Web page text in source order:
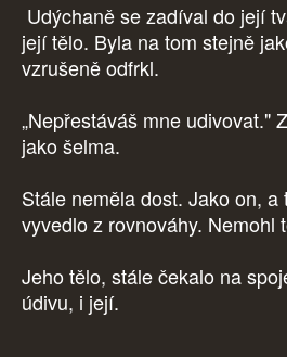
Udýchaně se zadíval do její
její tělo. Byla na tom stejně
vzrušeně odfrkl.
„Nepřestáváš mne udivovat."
jako šelma.
Stále neměla dost. Jako on, a
vyvedlo z rovnováhy. Nemohl
Jeho tělo, stále čekalo na
údivu, i její.